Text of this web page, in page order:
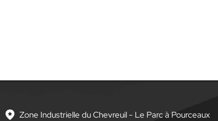
Zone Industrielle du Chevreuil - Le Parc à Pourceaux